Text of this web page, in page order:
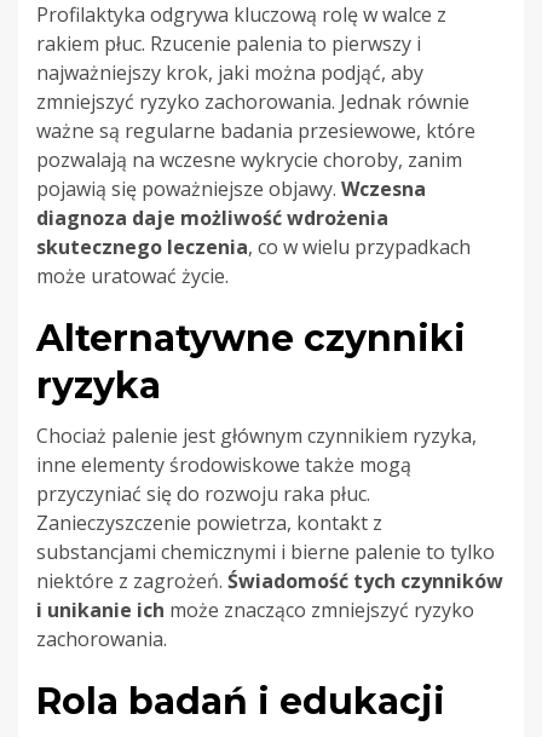
Profilaktyka odgrywa kluczową rolę w walce z
rakiem płuc. Rzucenie palenia to pierwszy i
najważniejszy krok, jaki można podjąć, aby
zmniejszyć ryzyko zachorowania. Jednak równie
ważne są regularne badania przesiewowe, które
pozwalają na wczesne wykrycie choroby, zanim
pojawią się poważniejsze objawy. Wczesna
diagnoza daje możliwość wdrożenia
skutecznego leczenia, co w wielu przypadkach
może uratować życie.
Alternatywne czynniki
ryzyka
Chociaż palenie jest głównym czynnikiem ryzyka,
inne elementy środowiskowe także mogą
przyczyniać się do rozwoju raka płuc.
Zanieczyszczenie powietrza, kontakt z
substancjami chemicznymi i bierne palenie to tylko
niektóre z zagrożeń. Świadomość tych czynników
i unikanie ich może znacząco zmniejszyć ryzyko
zachorowania.
Rola badań i edukacji